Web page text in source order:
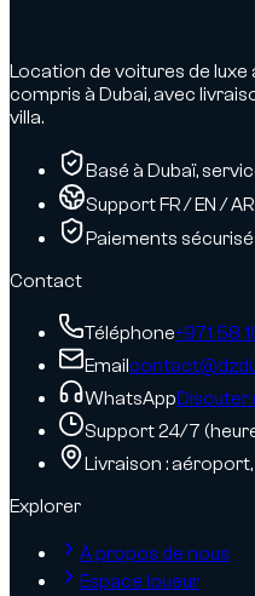
Location de voitures de luxe
compris à Dubai, avec
villa.
Basé à Dubaï,
Support FR / EN / AR
Paiements
Contact
Téléphone+971 58
Email
WhatsApp
Support 24/7
Livraison :
Explorer
À propos de nous
Espace loueur